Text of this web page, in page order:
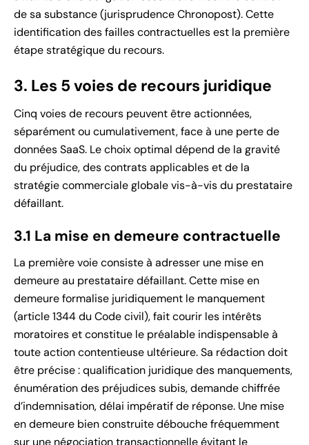
de sa substance (jurisprudence Chronopost). Cette
identification des failles contractuelles est la première
étape stratégique du recours.
3. Les 5 voies de recours juridique
Cinq voies de recours peuvent être actionnées,
séparément ou cumulativement, face à une perte de
données SaaS. Le choix optimal dépend de la gravité
du préjudice, des contrats applicables et de la
stratégie commerciale globale vis-à-vis du prestataire
défaillant.
3.1 La mise en demeure contractuelle
La première voie consiste à adresser une mise en
demeure au prestataire défaillant. Cette mise en
demeure formalise juridiquement le manquement
(article 1344 du Code civil), fait courir les intérêts
moratoires et constitue le préalable indispensable à
toute action contentieuse ultérieure. Sa rédaction doit
être précise : qualification juridique des manquements,
énumération des préjudices subis, demande chiffrée
d’indemnisation, délai impératif de réponse. Une mise
en demeure bien construite débouche fréquemment
sur une négociation transactionnelle évitant le